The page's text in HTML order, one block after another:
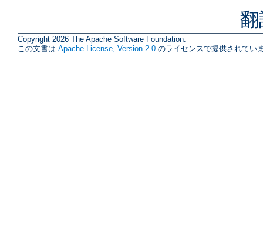
Copyright 2026 The Apache Software Foundation.
この文書は Apache License, Version 2.0 のライセンスで提供されてい